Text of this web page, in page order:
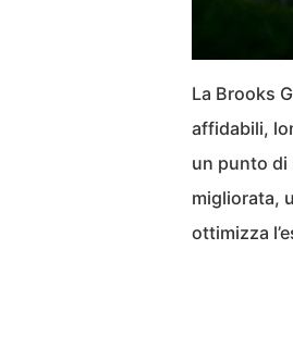
La Brooks
affidabili,
un punto di
migliorata,
ottimizza